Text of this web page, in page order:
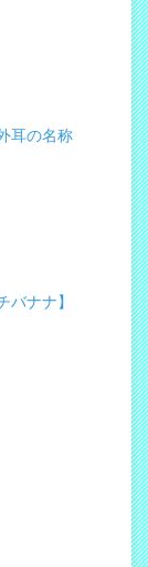
耳の名称
バナナ】